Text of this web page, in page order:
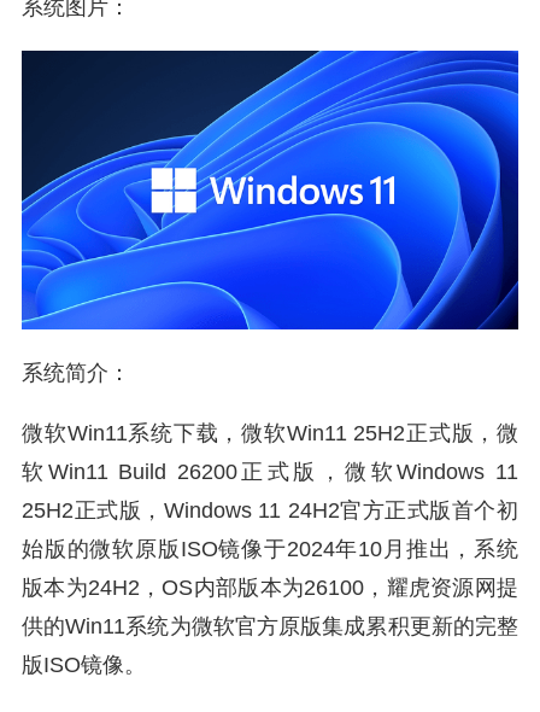
系统图片：
系统简介：
微软Win11系统下载，微软Win11 25H2正式版，微
软Win11 Build 26200正式版，微软Windows 11
25H2正式版，Windows 11 24H2官方正式版首个初
始版的微软原版ISO镜像于2024年10月推出，系统
版本为24H2，OS内部版本为26100，耀虎资源网提
供的Win11系统为微软官方原版集成累积更新的完整
版ISO镜像。